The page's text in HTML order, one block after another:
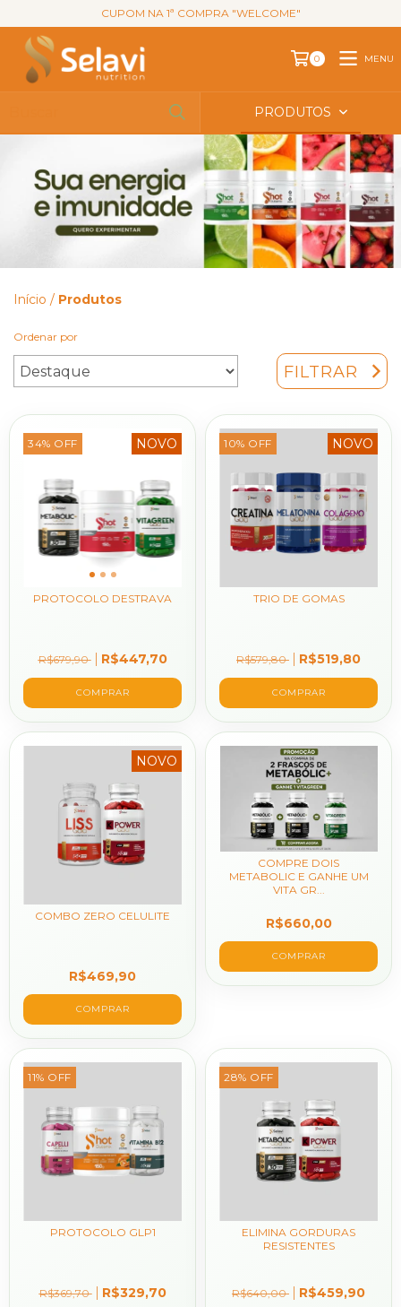
CUPOM NA 1ª COMPRA "WELCOME"
0 MENU
PRODUTOS
Início / Produtos
Ordenar por
FILTRAR
34% OFF NOVO
PROTOCOLO DESTRAVA
R$679,90 R$447,70
10% OFF NOVO
TRIO DE GOMAS
R$579,80 R$519,80
NOVO
COMBO ZERO CELULITE
R$469,90
COMPRE DOIS
METABOLIC E GANHE UM
VITA GR...
R$660,00
11% OFF
PROTOCOLO GLP1
R$369,70 R$329,70
28% OFF
ELIMINA GORDURAS
RESISTENTES
R$640,00 R$459,90